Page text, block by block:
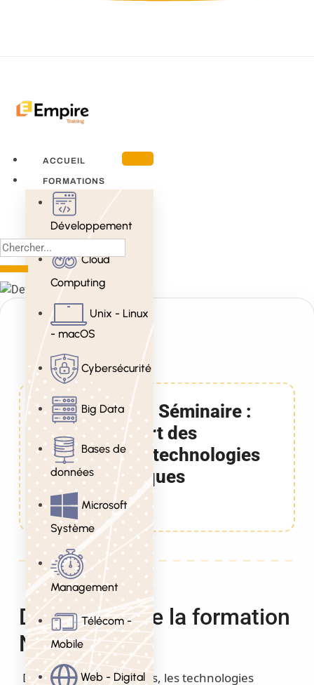
ACCUEIL
FORMATIONS
Développement
Cloud
Computing
Unix - Linux
- macOS
Cybersécurité
Big Data
Bases de
données
Microsoft
Système
Management
Télécom -
Mobile
Web - Digital
Formation Séminaire :
État de l’art des
nouvelles technologies
informatiques
3 Jours
Description de la formation
NTIC
Depuis plus de vingt ans, les technologies